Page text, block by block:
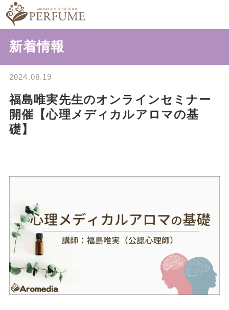
新着情報
2024.08.19
福島唯実先生のオンラインセミナー
開催【心理メディカルアロマの基
礎】